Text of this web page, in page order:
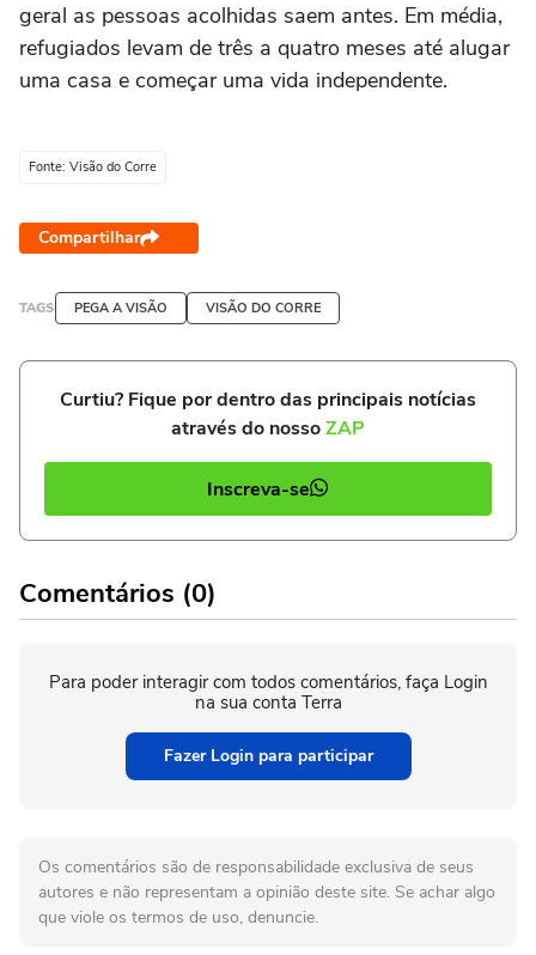
geral as pessoas acolhidas saem antes. Em média,
refugiados levam de três a quatro meses até alugar
uma casa e começar uma vida independente.
Fonte: Visão do Corre
Compartilhar
TAGS PEGA A VISÃO VISÃO DO CORRE
Curtiu? Fique por dentro das principais notícias
através do nossoZAP
Inscreva-se
Comentários (0)
Para poder interagir com todos comentários, faça Login
na sua conta Terra
Fazer Login para participar
Os comentários são de responsabilidade exclusiva de seus
autores e não representam a opinião deste site. Se achar algo
que viole os termos de uso, denuncie.